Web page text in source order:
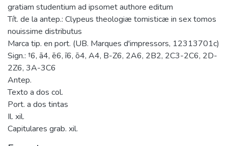
gratiam studentium ad ipsomet authore editum
Tít. de la antep.: Clypeus theologiæ tomisticæ in sex tomos
nouissime distributus
Marca tip. en port. (UB. Marques d'impressors, 12313701c)
Sign.: †6, ā4, ē6, ī6, ō4, A4, B-Z6, 2A6, 2B2, 2C3-2C6, 2D-
2Z6, 3A-3C6
Antep.
Texto a dos col.
Port. a dos tintas
Il. xil.
Capitulares grab. xil.